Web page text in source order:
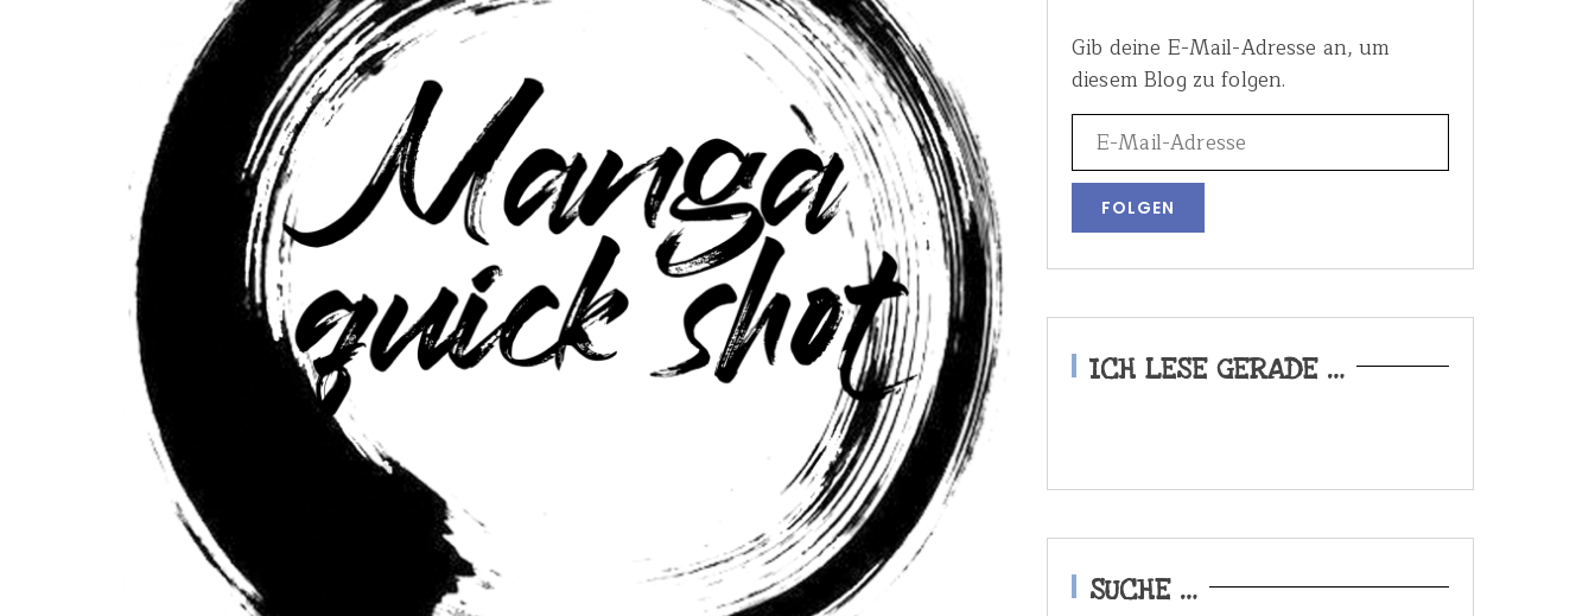
Gib deine E-Mail-Adresse an, um
diesem Blog zu folgen.
ICH LESE GERADE …
SUCHE …